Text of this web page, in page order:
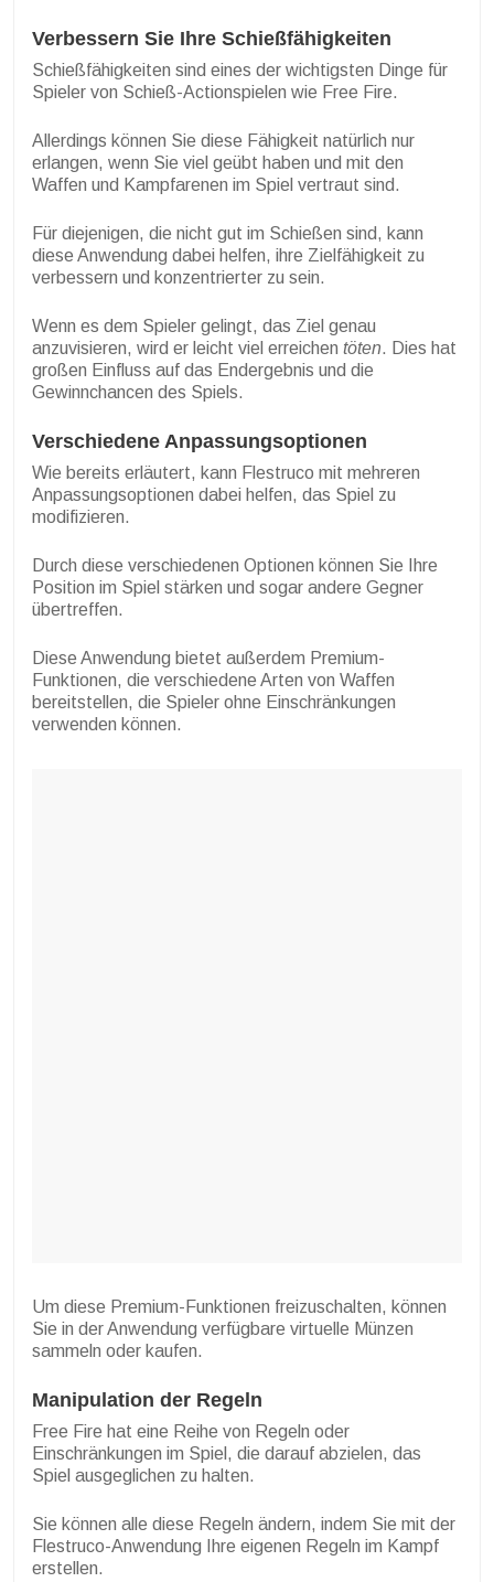
Verbessern Sie Ihre Schießfähigkeiten
Schießfähigkeiten sind eines der wichtigsten Dinge für
Spieler von Schieß-Actionspielen wie Free Fire.
Allerdings können Sie diese Fähigkeit natürlich nur
erlangen, wenn Sie viel geübt haben und mit den
Waffen und Kampfarenen im Spiel vertraut sind.
Für diejenigen, die nicht gut im Schießen sind, kann
diese Anwendung dabei helfen, ihre Zielfähigkeit zu
verbessern und konzentrierter zu sein.
Wenn es dem Spieler gelingt, das Ziel genau
anzuvisieren, wird er leicht viel erreichen töten. Dies hat
großen Einfluss auf das Endergebnis und die
Gewinnchancen des Spiels.
Verschiedene Anpassungsoptionen
Wie bereits erläutert, kann Flestruco mit mehreren
Anpassungsoptionen dabei helfen, das Spiel zu
modifizieren.
Durch diese verschiedenen Optionen können Sie Ihre
Position im Spiel stärken und sogar andere Gegner
übertreffen.
Diese Anwendung bietet außerdem Premium-
Funktionen, die verschiedene Arten von Waffen
bereitstellen, die Spieler ohne Einschränkungen
verwenden können.
Um diese Premium-Funktionen freizuschalten, können
Sie in der Anwendung verfügbare virtuelle Münzen
sammeln oder kaufen.
Manipulation der Regeln
Free Fire hat eine Reihe von Regeln oder
Einschränkungen im Spiel, die darauf abzielen, das
Spiel ausgeglichen zu halten.
Sie können alle diese Regeln ändern, indem Sie mit der
Flestruco-Anwendung Ihre eigenen Regeln im Kampf
erstellen.